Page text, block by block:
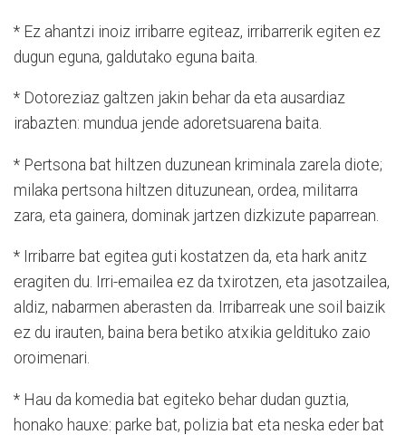
* Ez ahantzi inoiz irribarre egiteaz, irribarrerik egiten ez
dugun eguna, galdutako eguna baita.
* Dotoreziaz galtzen jakin behar da eta ausardiaz
irabazten: mundua jende adoretsuarena baita.
* Pertsona bat hiltzen duzunean kriminala zarela diote;
milaka pertsona hiltzen dituzunean, ordea, militarra
zara, eta gainera, dominak jartzen dizkizute paparrean.
* Irribarre bat egitea guti kostatzen da, eta hark anitz
eragiten du. Irri-emailea ez da txirotzen, eta jasotzailea,
aldiz, nabarmen aberasten da. Irribarreak une soil baizik
ez du irauten, baina bera betiko atxikia geldituko zaio
oroimenari.
* Hau da komedia bat egiteko behar dudan guztia,
honako hauxe: parke bat, polizia bat eta neska eder bat